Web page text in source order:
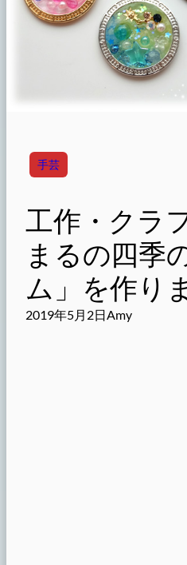
手芸
工作・クラ
まるの四季
ム」を作り
2019年5月2日Amy